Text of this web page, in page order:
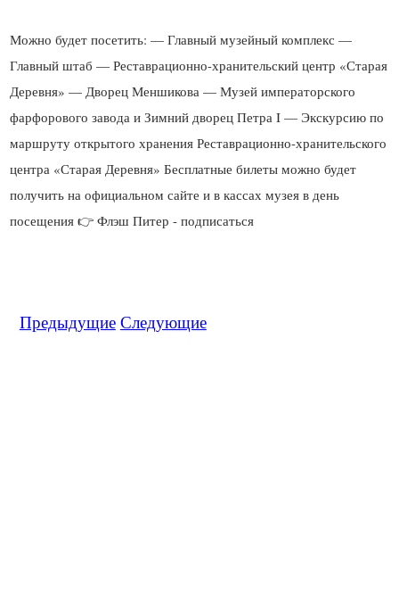
Можно будет посетить: — Главный музейный комплекс —
Главный штаб — Реставрационно-хранительский центр «Старая
Деревня» — Дворец Меншикова — Музей императорского
фарфорового завода и Зимний дворец Петра I — Экскурсию по
маршруту открытого хранения Реставрационно-хранительского
центра «Старая Деревня» Бесплатные билеты можно будет
получить на официальном сайте и в кассах музея в день
Предыдущие Следующие